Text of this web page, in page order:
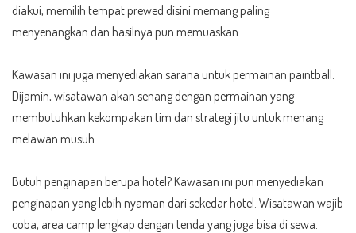
diakui, memilih tempat prewed disini memang paling
menyenangkan dan hasilnya pun memuaskan.
Kawasan ini juga menyediakan sarana untuk permainan paintball.
Dijamin, wisatawan akan senang dengan permainan yang
membutuhkan kekompakan tim dan strategi jitu untuk menang
melawan musuh.
Butuh penginapan berupa hotel? Kawasan ini pun menyediakan
penginapan yang lebih nyaman dari sekedar hotel. Wisatawan wajib
coba, area camp lengkap dengan tenda yang juga bisa di sewa.